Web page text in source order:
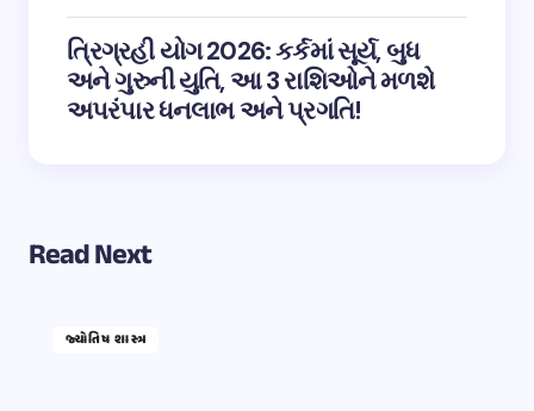
ત્રિગ્રહી યોગ 2026: કર્કમાં સૂર્ય, બુધ
અને ગુરુની યુતિ, આ 3 રાશિઓને મળશે
અપરંપાર ધનલાભ અને પ્રગતિ!
Read Next
જ્યોતિષ શાસ્ત્ર